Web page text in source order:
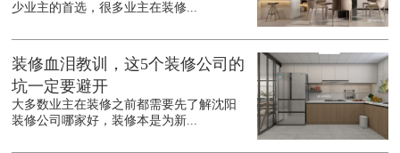
少业主的首选，很多业主在装修...
装修血泪教训，这5个装修公司的
坑一定要避开
大多数业主在装修之前都需要先了解沈阳
装修公司哪家好，装修本是为新...